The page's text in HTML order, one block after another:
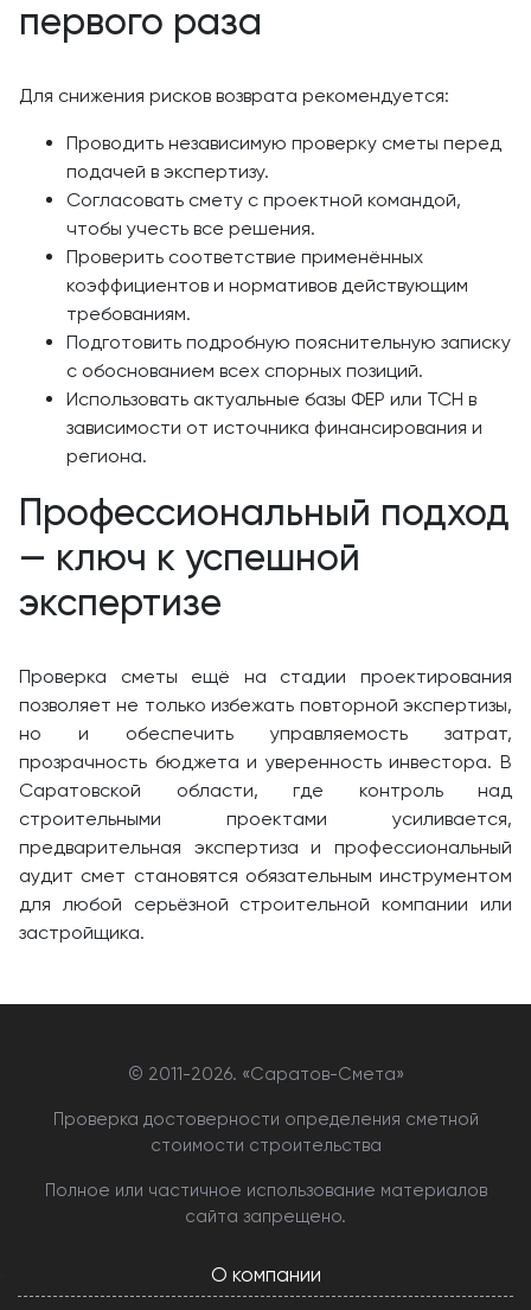
первого раза
Для снижения рисков возврата рекомендуется:
Проводить независимую проверку сметы перед
подачей в экспертизу.
Согласовать смету с проектной командой,
чтобы учесть все решения.
Проверить соответствие применённых
коэффициентов и нормативов действующим
требованиям.
Подготовить подробную пояснительную записку
с обоснованием всех спорных позиций.
Использовать актуальные базы ФЕР или ТСН в
зависимости от источника финансирования и
региона.
Профессиональный подход
— ключ к успешной
экспертизе
Проверка сметы ещё на стадии проектирования
позволяет не только избежать повторной экспертизы,
но и обеспечить управляемость затрат,
прозрачность бюджета и уверенность инвестора. В
Саратовской области, где контроль над
строительными проектами усиливается,
предварительная экспертиза и профессиональный
аудит смет становятся обязательным инструментом
для любой серьёзной строительной компании или
застройщика.
© 2011-2026. «Саратов-Смета»
Проверка достоверности определения сметной
стоимости строительства
Полное или частичное использование материалов
сайта запрещено.
О компании